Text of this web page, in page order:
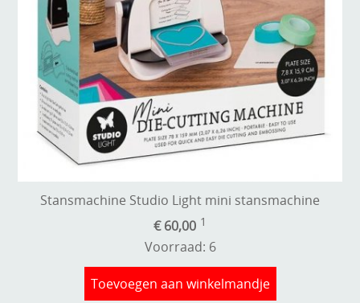
Speciaal papier
Stans machine en embossing machines
Stempels en zo
Template, mask, stencils, grids
Wat nog, een creatief kijkje
Stansmachine Studio Light mini stansmachine
€ 60,00 1
Voorraad: 6
Toevoegen aan winkelmandje